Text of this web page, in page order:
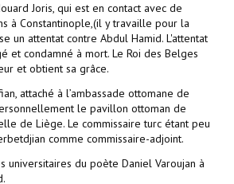
Joris, qui est en contact avec de
à Constantinople,(il y travaille pour la
un attentat contre Abdul Hamid. L'attentat
et condamné à mort. Le Roi des Belges
et obtient sa grâce.
attaché à l’ambassade ottomane de
le pavillon ottoman de
de Liège. Le commissaire turc étant peu
comme commissaire-adjoint.
universitaires du poète Daniel Varoujan à